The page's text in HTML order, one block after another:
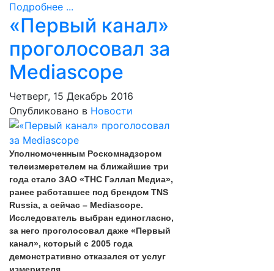
Подробнее ...
«Первый канал»
проголосовал за
Mediascope
Четверг, 15 Декабрь 2016
Опубликовано в Новости
Уполномоченным Роскомнадзором
телеизмеретелем на ближайшие три
года стало ЗАО «ТНС Гэллап Медиа»,
ранее работавшее под брендом TNS
Russia, а сейчас – Mediascope.
Исследователь выбран единогласно,
за него проголосовал даже «Первый
канал», который с 2005 года
демонстративно отказался от услуг